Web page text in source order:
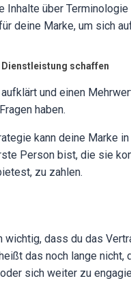
Inhalte über
deine Marke, um sich
schaffen
und einen
haben.
kann deine Marke
Person bist, die sie
zu zahlen.
wichtig, dass du das
das noch lange
sich weiter zu